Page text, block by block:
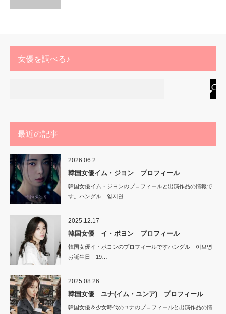
女優を調べる♪
最近の記事
2026.06.2
韓国女優イム・ジヨン プロフィール
韓国女優イム・ジヨンのプロフィールと出演作品の情報で
す。ハングル 임지연…
2025.12.17
韓国女優 イ・ボヨン プロフィール
韓国女優イ・ボヨンのプロフィールですハングル 이보영
お誕生日 19…
2025.08.26
韓国女優 ユナ(イム・ユンア) プロフィール
韓国女優＆少女時代のユナのプロフィールと出演作品の情